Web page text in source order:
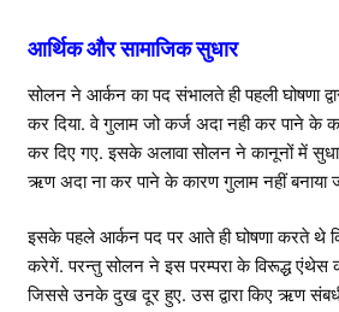
आर्थिक और सामाजिक सुधार
सोलन ने आर्कन का पद संभालते ही पहली घोषणा
कर दिया. वे गुलाम जो कर्ज अदा नही कर पाने के
कर दिए गए. इसके अलावा सोलन ने कानूनों में
ऋण अदा ना कर पाने के कारण गुलाम नहीं बनाया
इसके पहले आर्कन पद पर आते ही घोषणा करते थे कि
करेगें. परन्तु सोलन ने इस परम्परा के विरूद्ध
जिससे उनके दुख दूर हुए. उस द्वारा किए ऋण